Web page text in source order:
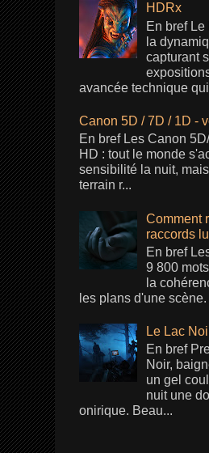
HDRx
En bref
la
capturant
avancée technique
Canon 5D / 7D / 1D -
En bref Les Canon
HD : tout le monde
sensibilité la nuit,
terrain r...
Comment
raccords
En bref
9 800
la
les plans d'une
Le Lac
En bref
Noir,
un gel
nuit une
onirique. Beau...